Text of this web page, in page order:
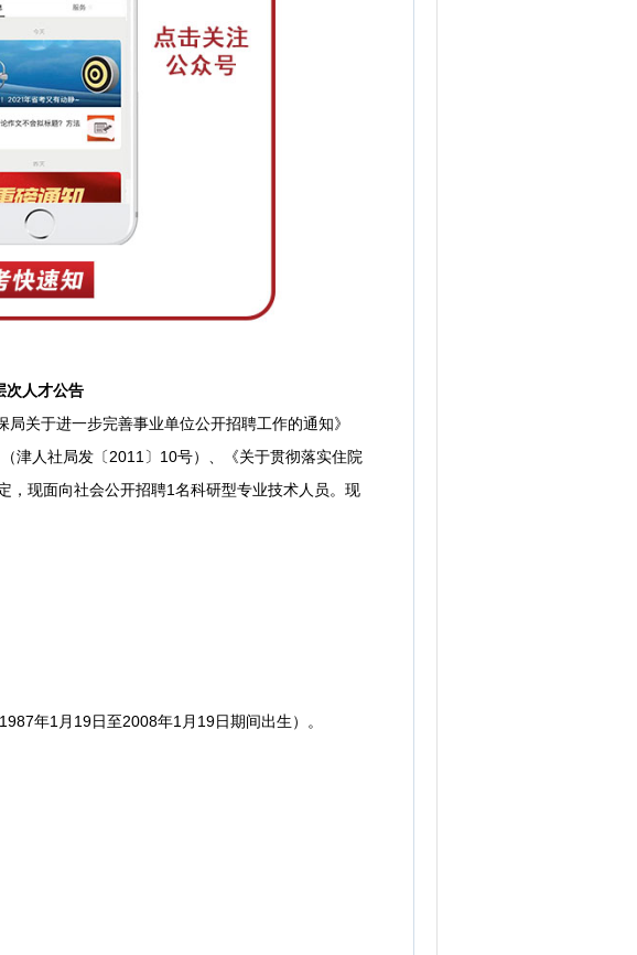
次人才公告
关于进一步完善事业单位公开招聘工作的通知》
津人社局发〔2011〕10号）、《关于贯彻落实住院
，现面向社会公开招聘1名科研型专业技术人员。现
年1月19日至2008年1月19日期间出生）。